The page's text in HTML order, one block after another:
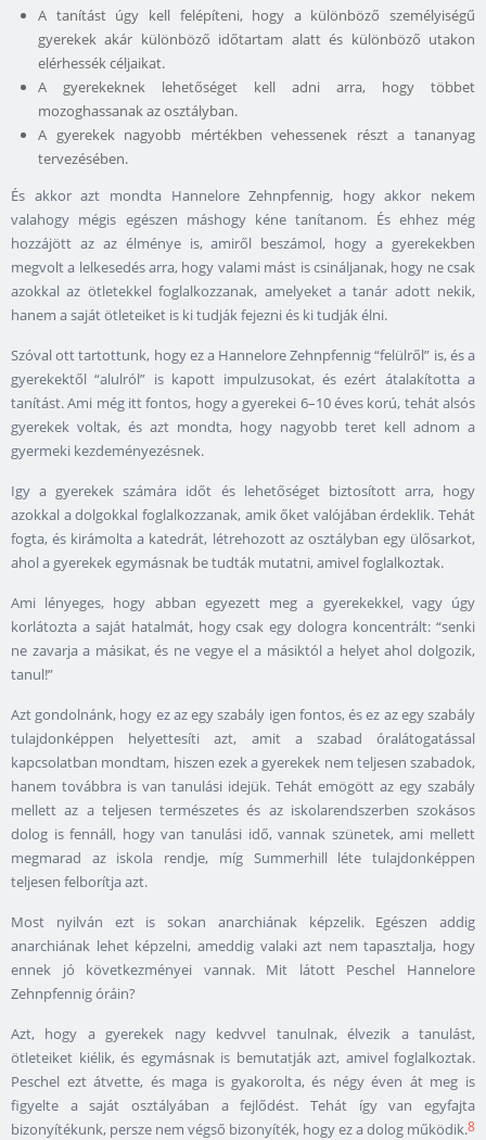
A tanítást úgy kell felépíteni, hogy a különböző személyiségű
gyerekek akár különböző időtartam alatt és különböző utakon
elérhessék céljaikat.
A gyerekeknek lehetőséget kell adni arra, hogy többet
mozoghassanak az osztályban.
A gyerekek nagyobb mértékben vehessenek részt a tananyag
tervezésében.
És akkor azt mondta Hannelore Zehnpfennig, hogy akkor nekem
valahogy mégis egészen máshogy kéne tanítanom. És ehhez még
hozzájött az az élménye is, amiről beszámol, hogy a gyerekekben
megvolt a lelkesedés arra, hogy valami mást is csináljanak, hogy ne csak
azokkal az ötletekkel foglalkozzanak, amelyeket a tanár adott nekik,
hanem a saját ötleteiket is ki tudják fejezni és ki tudják élni.
Szóval ott tartottunk, hogy ez a Hannelore Zehnpfennig “felülről” is, és a
gyerekektől “alulról” is kapott impulzusokat, és ezért átalakította a
tanítást. Ami még itt fontos, hogy a gyerekei 6–10 éves korú, tehát alsós
gyerekek voltak, és azt mondta, hogy nagyobb teret kell adnom a
gyermeki kezdeményezésnek.
Igy a gyerekek számára időt és lehetőséget biztosított arra, hogy
azokkal a dolgokkal foglalkozzanak, amik őket valójában érdeklik. Tehát
fogta, és kirámolta a katedrát, létrehozott az osztályban egy ülősarkot,
ahol a gyerekek egymásnak be tudták mutatni, amivel foglalkoztak.
Ami lényeges, hogy abban egyezett meg a gyerekekkel, vagy úgy
korlátozta a saját hatalmát, hogy csak egy dologra koncentrált: “senki
ne zavarja a másikat, és ne vegye el a másiktól a helyet ahol dolgozik,
tanul!”
Azt gondolnánk, hogy ez az egy szabály igen fontos, és ez az egy szabály
tulajdonképpen helyettesíti azt, amit a szabad óralátogatással
kapcsolatban mondtam, hiszen ezek a gyerekek nem teljesen szabadok,
hanem továbbra is van tanulási idejük. Tehát emögött az egy szabály
mellett az a teljesen természetes és az iskolarendszerben szokásos
dolog is fennáll, hogy van tanulási idő, vannak szünetek, ami mellett
megmarad az iskola rendje, míg Summerhill léte tulajdonképpen
teljesen felborítja azt.
Most nyilván ezt is sokan anarchiának képzelik. Egészen addig
anarchiának lehet képzelni, ameddig valaki azt nem tapasztalja, hogy
ennek jó következményei vannak. Mit látott Peschel Hannelore
Zehnpfennig óráin?
Azt, hogy a gyerekek nagy kedvvel tanulnak, élvezik a tanulást,
ötleteiket kiélik, és egymásnak is bemutatják azt, amivel foglalkoztak.
Peschel ezt átvette, és maga is gyakorolta, és négy éven át meg is
figyelte a saját osztályában a fejlődést. Tehát így van egyfajta
bizonyítékunk, persze nem végső bizonyíték, hogy ez a dolog működik.8